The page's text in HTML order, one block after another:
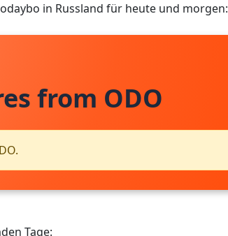
in Russland für heute und morgen:
from ODO
Tage: